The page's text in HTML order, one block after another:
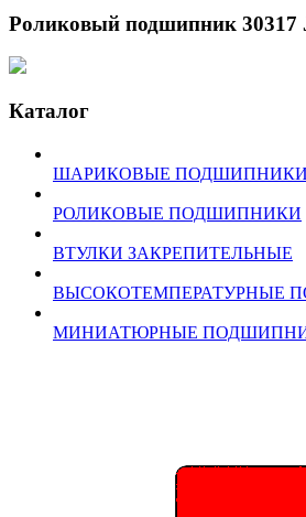
Роликовый подшипник 30317
Каталог
ШАРИКОВЫЕ ПОДШИПНИКИ
РОЛИКОВЫЕ ПОДШИПНИКИ
ВТУЛКИ ЗАКРЕПИТЕЛЬНЫЕ
ВЫСОКОТЕМПЕРАТУРНЫЕ
МИНИАТЮРНЫЕ